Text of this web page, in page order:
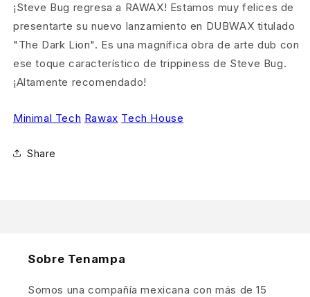
¡Steve Bug regresa a RAWAX! Estamos muy felices de
presentarte su nuevo lanzamiento en DUBWAX titulado
"The Dark Lion". Es una magnífica obra de arte dub con
ese toque característico de trippiness de Steve Bug.
¡Altamente recomendado!
Minimal Tech Rawax Tech House
Share
Sobre Tenampa
Somos una compañía mexicana con más de 15